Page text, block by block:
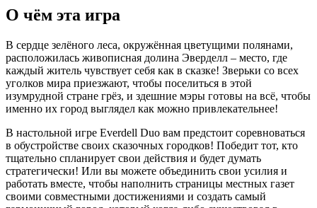
О чём эта игра
В сердце зелёного леса, окружённая цветущими полянами,
расположилась живописная долина Эверделл – место, где
каждый житель чувствует себя как в сказке! Зверьки со всех
уголков мира приезжают, чтобы поселиться в этой
изумрудной стране грёз, и здешние мэры готовы на всё, чтобы
именно их город выглядел как можно привлекательнее!
В настольной игре Everdell Duo вам предстоит соревноваться
в обустройстве своих сказочных городков! Победит тот, кто
тщательно спланирует свои действия и будет думать
стратегически! Или вы можете объединить свои усилия и
работать вместе, чтобы наполнить страницы местных газет
своими совместными достижениями и создать самый